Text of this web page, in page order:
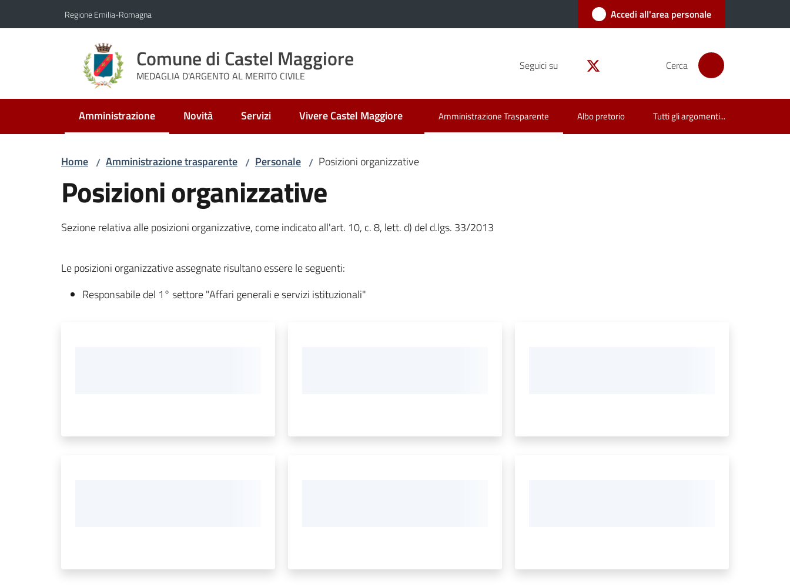
Regione Emilia-Romagna Accedi all'area personale
Comune di Castel Maggiore
MEDAGLIA D'ARGENTO AL MERITO CIVILE
Seguici su Cerca
Amministrazione
Menu selezionato Novità Servizi Vivere Castel Maggiore Amministrazione Trasparente
Menu selezionato Albo pretorio Tutti gli argomenti...
Home / Amministrazione trasparente / Personale / Posizioni organizzative
Posizioni organizzative
Sezione relativa alle posizioni organizzative, come indicato all'art. 10, c. 8, lett. d) del d.lgs. 33/2013
Le posizioni organizzative assegnate risultano essere le seguenti:
Responsabile del 1° settore "Affari generali e servizi istituzionali"